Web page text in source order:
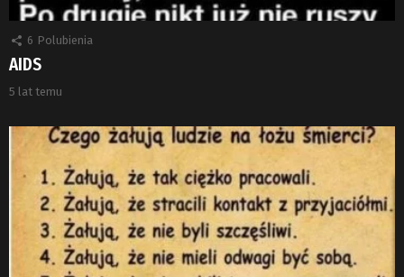
6 Polubienia
AIDS
5 lat temu